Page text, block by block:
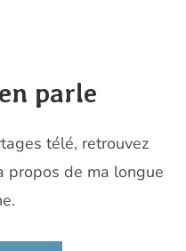
parle
télé, retrouvez
propos de ma longue